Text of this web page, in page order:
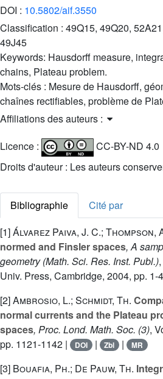
DOI : 10.5802/aif.3550
Classification : 49Q15, 49Q20,
49J45
Keywords: Hausdorff measure,
chains, Plateau problem.
Mots-clés : Mesure de Hausdorff,
chaînes rectifiables, problème de
Affiliations des auteurs :
Licence :
CC-BY-ND 4.0
Droits d'auteur : Les auteurs
Bibliographie
Cité par
[1]Álvarez Paiva, J. C.; Thompson,
normed and Finsler spaces, A
geometry(Math. Sci. Res. Inst. Publ.)
Univ. Press, Cambridge, 2004, pp. 1-
[2]Ambrosio, L.; Schmidt, Th.
normal currents and the Plateau
spaces, Proc. Lond. Math. Soc. (3),
pp. 1121-1142 |
DOI | Zbl | MR
[3] Bouafia, Ph.; De Pauw, Th.